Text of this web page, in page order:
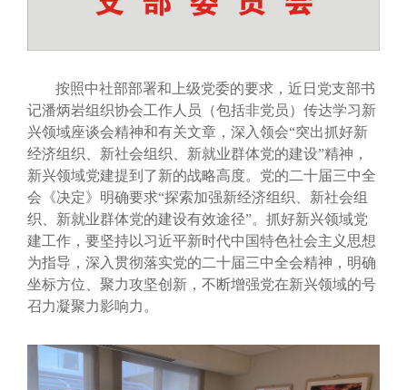
按照中社部部署和上级党委的要求，近日党支部书
记潘炳岩组织协会工作人员（包括非党员）传达学习新
兴领域座谈会精神和有关文章，深入领会“突出抓好新
经济组织、新社会组织、新就业群体党的建设”精神，
新兴领域党建提到了新的战略高度。党的二十届三中全
会《决定》明确要求“探索加强新经济组织、新社会组
织、新就业群体党的建设有效途径”。抓好新兴领域党
建工作，要坚持以习近平新时代中国特色社会主义思想
为指导，深入贯彻落实党的二十届三中全会精神，明确
坐标方位、聚力攻坚创新，不断增强党在新兴领域的号
召力凝聚力影响力。